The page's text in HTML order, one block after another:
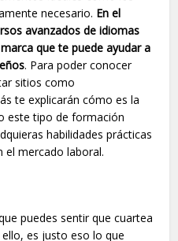
necesario. En el
avanzados de idiomas
que te puede ayudar a
. Para poder conocer
sitios como
te explicarán cómo es la
este tipo de formación
habilidades prácticas
el mercado laboral.
puedes sentir que cuartea
es justo eso lo que